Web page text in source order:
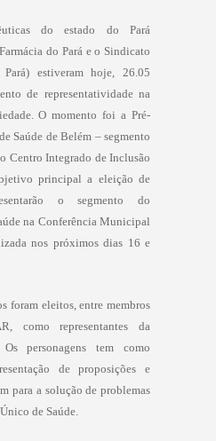
do estado do Pará
do Pará e o Sindicato
estiveram hoje, 26.05
de representatividade na
O momento foi a Pré-
Saúde de Belém – segmento
Centro Integrado de Inclusão
principal a eleição de
o segmento do
na Conferência Municipal
nos próximos dias 16 e
foram eleitos, entre membros
como representantes da
personagens tem como
de proposições e
para a solução de problemas
de Saúde.